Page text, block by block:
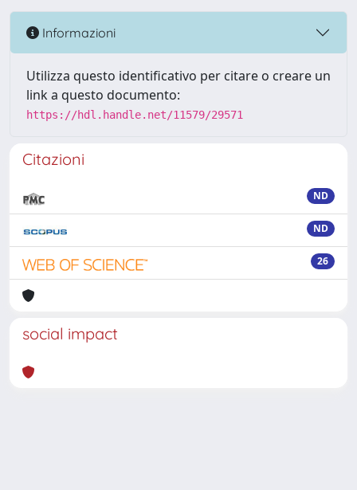
Informazioni
Utilizza questo identificativo per citare o creare un
link a questo documento:
https://hdl.handle.net/11579/29571
Citazioni
ND
ND
26
social impact